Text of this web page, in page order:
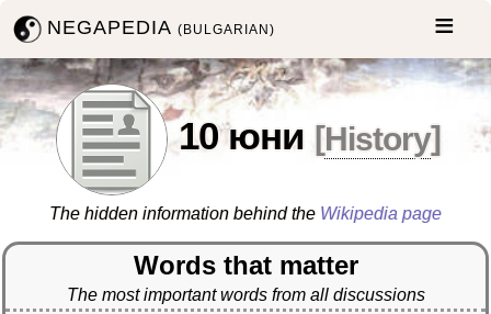
NEGAPEDIA(BULGARIAN)
10 юни [History]
The hidden information behind the Wikipedia page
Words that matter
The most important words from all discussions